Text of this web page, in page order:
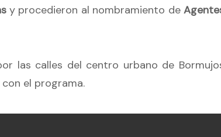
y procedieron al nombramiento de
las calles del centro urbano de
el programa.